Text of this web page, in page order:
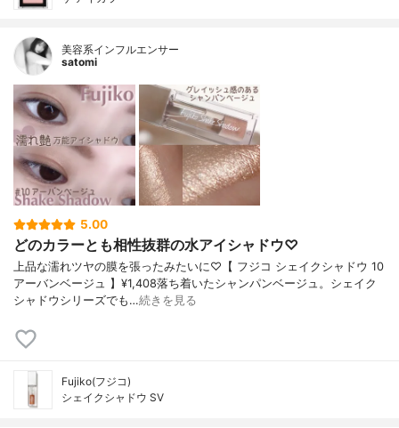
美容系インフルエンサー
satomi
5.00
どのカラーとも相性抜群の水アイシャドウ♡
上品な濡れツヤの膜を張ったみたいに♡【 フジコ シェイクシャドウ 10
アーバンベージュ 】¥1,408落ち着いたシャンパンベージュ。シェイク
シャドウシリーズでも…続きを見る
Fujiko(フジコ)
シェイクシャドウ SV